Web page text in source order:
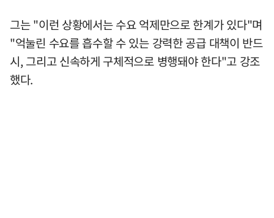
그는 "이런 상황에서는 수요 억제만으로 한계가 있다"며
"억눌린 수요를 흡수할 수 있는 강력한 공급 대책이 반드
시, 그리고 신속하게 구체적으로 병행돼야 한다"고 강조
했다.